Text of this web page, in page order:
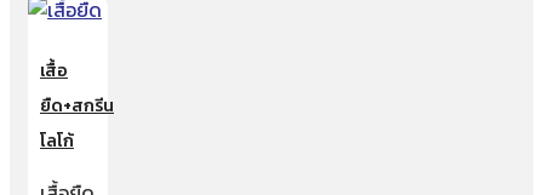
เสื้อ
ยืด+สกรีน
โลโก้